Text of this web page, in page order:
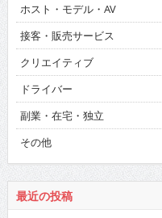
ホスト・モデル・AV
接客・販売サービス
クリエイティブ
ドライバー
副業・在宅・独立
その他
最近の投稿